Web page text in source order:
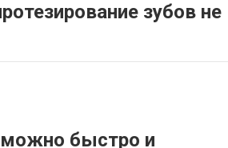
зубов не
можно быстро и